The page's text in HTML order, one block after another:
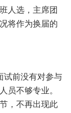
人选，主席团
将作为换届的
试前没有对参与
员不够专业。
，不再出现此